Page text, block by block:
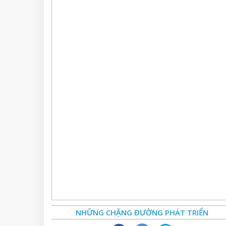
NHỮNG CHẶNG ĐƯỜNG PHÁT TRIỂN